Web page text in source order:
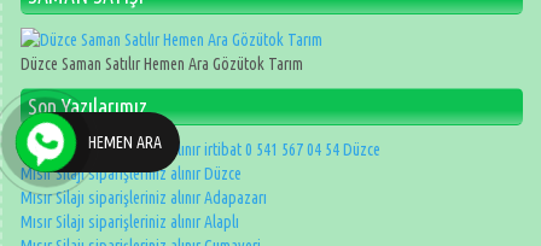
Düzce Saman Satılır Hemen Ara Gözütok Tarım
Son Yazılarımız
Mısır silajı siparişleriniz alınır irtibat 0 541 567 04 54 Düzce
Mısır Silajı siparişleriniz alınır Düzce
Mısır Silajı siparişleriniz alınır Adapazarı
Mısır Silajı siparişleriniz alınır Alaplı
HEMEN ARA